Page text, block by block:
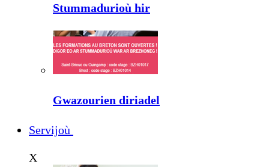
Stummadurioù hir
Gwazourien diriadel
Servijoù
X